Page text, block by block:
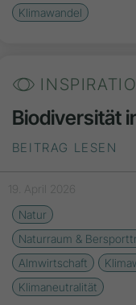
Klimawandel
Biodiversität
BEITRAG LESEN
19. April 2026
Natur
Naturraum &
Almwirtschaft
Klimaneutralität